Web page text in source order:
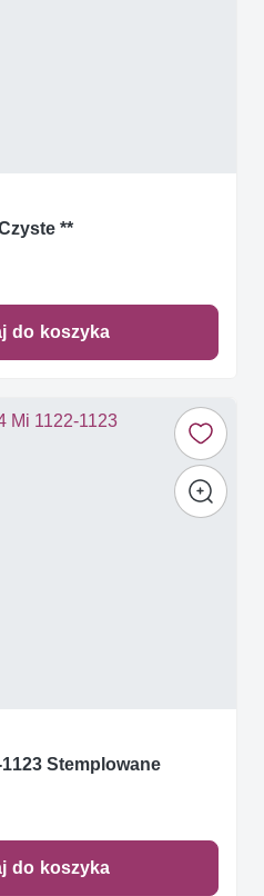
**
do koszyka
Stemplowane
do koszyka